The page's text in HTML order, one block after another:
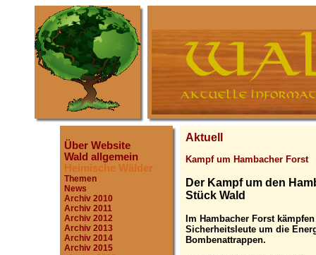
Über Website
Wald allgemein
Heimische Wälder
Themen
News
Archiv 2010
Archiv 2011
Archiv 2012
Archiv 2013
Archiv 2014
Archiv 2015
Aktuell
Kampf um Hambacher Forst
Der Kampf um den
Stück Wald
Im Hambacher Forst
Sicherheitsleute um die
Bombenattrappen.